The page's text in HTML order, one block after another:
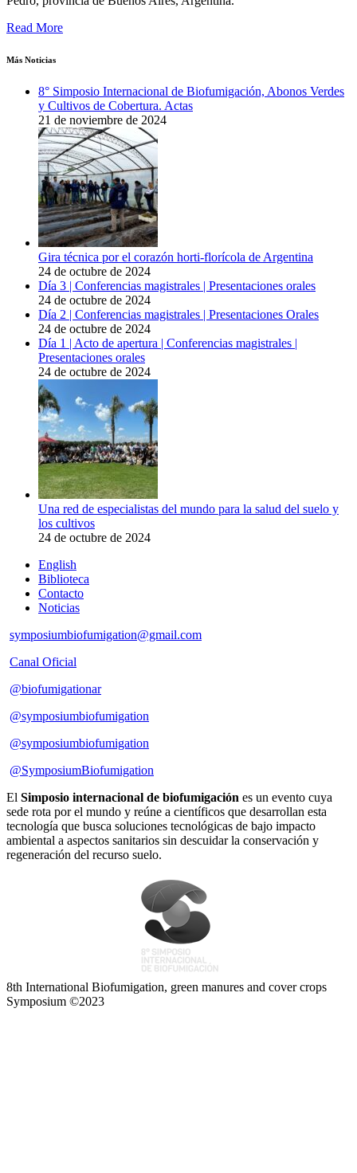
Read More
Más Noticias
8° Simposio Internacional de Biofumigación, Abonos Verdes
y Cultivos de Cobertura. Actas
21 de noviembre de 2024
Gira técnica por el corazón horti-florícola de Argentina
24 de octubre de 2024
Día 3 | Conferencias magistrales | Presentaciones orales
24 de octubre de 2024
Día 2 | Conferencias magistrales | Presentaciones Orales
24 de octubre de 2024
Día 1 | Acto de apertura | Conferencias magistrales |
Presentaciones orales
24 de octubre de 2024
Una red de especialistas del mundo para la salud del suelo y
los cultivos
24 de octubre de 2024
English
Biblioteca
Contacto
Noticias
symposiumbiofumigation@gmail.com
Canal Oficial
@biofumigationar
@symposiumbiofumigation
@symposiumbiofumigation
@SymposiumBiofumigation
El Simposio internacional de biofumigación es un evento cuya
sede rota por el mundo y reúne a científicos que desarrollan esta
tecnología que busca soluciones tecnológicas de bajo impacto
ambiental a aspectos sanitarios sin descuidar la conservación y
regeneración del recurso suelo.
8th International Biofumigation, green manures and cover crops
Symposium ©2023